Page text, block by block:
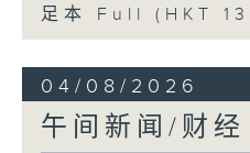
足本 Full (HKT
04/08/2026
午间新闻/财经